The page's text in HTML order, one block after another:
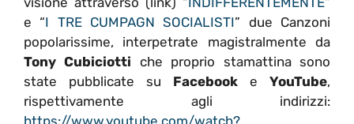
e “I TRE CUMPAGN SOCIALISTI” due Canzoni
popolarissime, interpetrate magistralmente da
Tony Cubiciotti che proprio stamattina sono
state pubblicate su Facebook e YouTube,
rispettivamente agli indirizzi: